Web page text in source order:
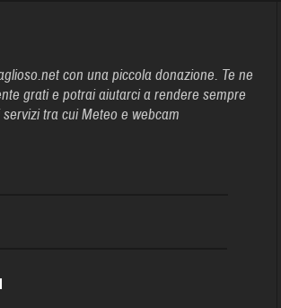
con una piccola donazione. Te ne
grati e potrai aiutarci a rendere sempre
tra cui Meteo e webcam